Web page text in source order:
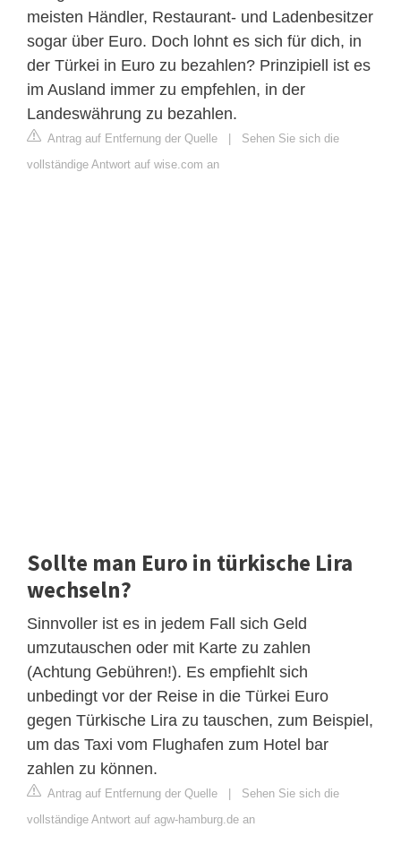
meisten Händler, Restaurant- und Ladenbesitzer
sogar über Euro. Doch lohnt es sich für dich, in
der Türkei in Euro zu bezahlen? Prinzipiell ist es
im Ausland immer zu empfehlen, in der
Landeswährung zu bezahlen.
Antrag auf Entfernung der Quelle
Sehen Sie sich die
vollständige Antwort auf wise.com an
Sollte man Euro in türkische Lira
wechseln?
Sinnvoller ist es in jedem Fall sich Geld
umzutauschen oder mit Karte zu zahlen
(Achtung Gebühren!). Es empfiehlt sich
unbedingt vor der Reise in die Türkei Euro
gegen Türkische Lira zu tauschen, zum Beispiel,
um das Taxi vom Flughafen zum Hotel bar
zahlen zu können.
Antrag auf Entfernung der Quelle
Sehen Sie sich die
vollständige Antwort auf agw-hamburg.de an